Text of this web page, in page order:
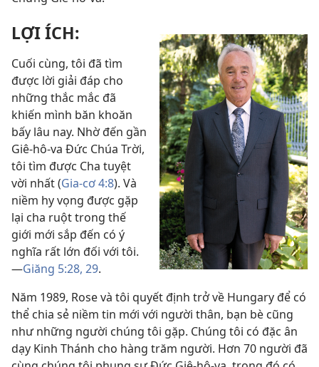
LỢI ÍCH:
Cuối cùng, tôi đã tìm
được lời giải đáp cho
những thắc mắc đã
khiến mình băn khoăn
bấy lâu nay. Nhờ đến gần
Giê-hô-va Đức Chúa Trời,
tôi tìm được Cha tuyệt
vời nhất (Gia-cơ 4:8). Và
niềm hy vọng được gặp
lại cha ruột trong thế
giới mới sắp đến có ý
nghĩa rất lớn đối với tôi.
—Giăng 5:28, 29.
Năm 1989, Rose và tôi quyết định trở về Hungary để có
thể chia sẻ niềm tin mới với người thân, bạn bè cũng
như những người chúng tôi gặp. Chúng tôi có đặc ân
dạy Kinh Thánh cho hàng trăm người. Hơn 70 người đã